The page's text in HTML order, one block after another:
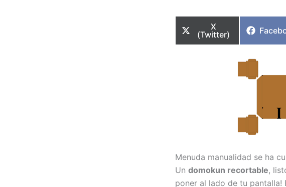
Compartir
en
X
(Twitter)
Menuda manualidad se ha
Un domokun recortable,
poner al lado de tu pantalla!